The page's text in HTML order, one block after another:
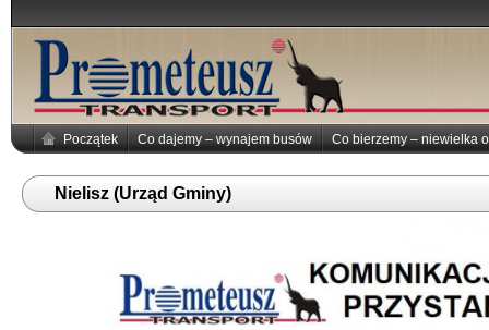
Początek Co dajemy – wynajem busów Co bierzemy – niewielka
Nielisz (Urząd Gminy)